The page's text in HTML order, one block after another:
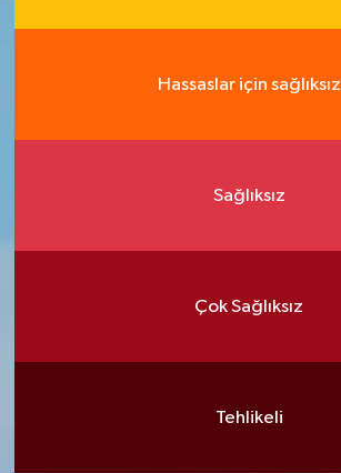
Hassaslar için sağlıksız
Sağlıksız
Çok Sağlıksız
Tehlikeli